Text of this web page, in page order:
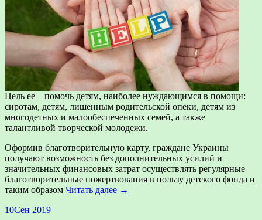
Цель ее – помочь детям, наиболее нуждающимся в помощи:
сиротам, детям, лишенным родительской опеки, детям из
многодетных и малообеспеченных семей, а также
талантливой творческой молодежи.
Оформив благотворительную карту, граждане Украины
получают возможность без дополнительных усилий и
значительных финансовых затрат осуществлять регулярные
благотворительные пожертвования в пользу детского фонда и
таким образом Читать далее →
10Сен 2019